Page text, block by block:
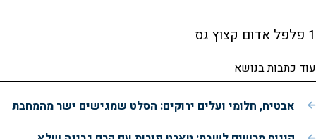
1 פלפל אדום קצוץ גס
עוד כתבות בנושא
אבטיח, חלומי ועלים ירוקים: הסלט שמגישים ישר מהמחבת